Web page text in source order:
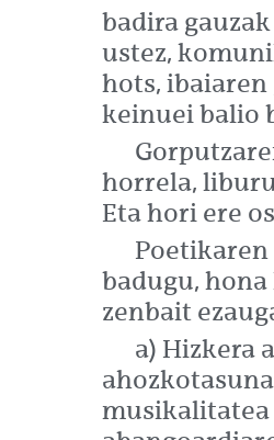
badira
ustez,
hots,
keinuei balio
horrela,
Eta hori ere
badugu,
zenbait
a) Hizkera
musikalitatea